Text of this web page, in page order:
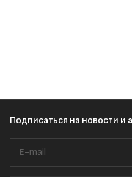
Подписаться на новости и